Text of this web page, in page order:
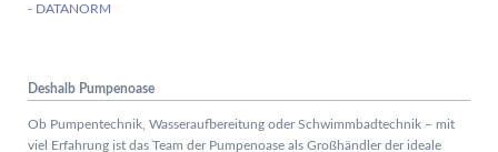
- DATANORM
Deshalb Pumpenoase
Ob Pumpentechnik, Wasseraufbereitung oder Schwimmbadtechnik – mit
viel Erfahrung ist das Team der Pumpenoase als Großhändler der ideale